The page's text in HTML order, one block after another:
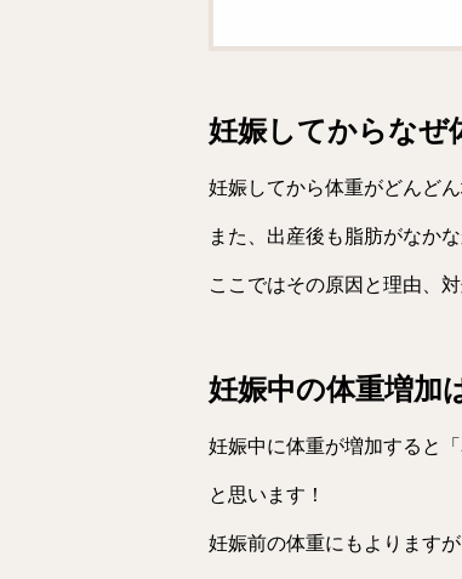
妊娠してからなぜ
妊娠してから体重がどんど
また、出産後も脂肪がなか
ここではその原因と理由、
妊娠中の体重増加
妊娠中に体重が増加すると
と思います！
妊娠前の体重にもよります